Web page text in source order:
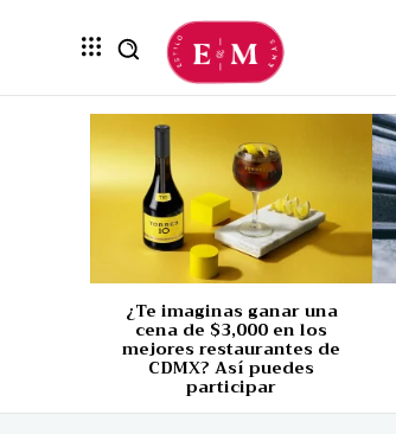
¿Te imaginas ganar una
cena de $3,000 en los
mejores restaurantes de
CDMX? Así puedes
participar